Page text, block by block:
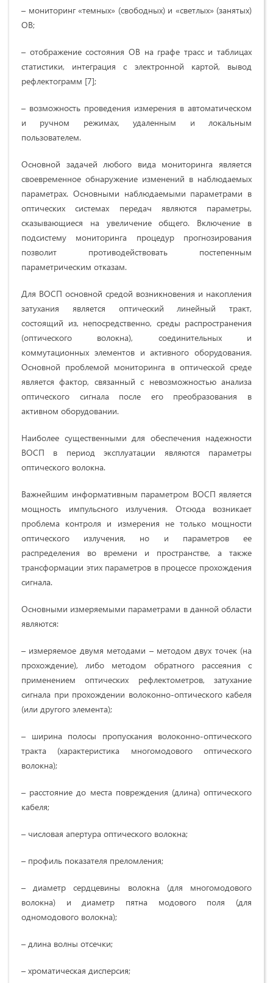
– мониторинг «темных» (свободных) и «светлых» (занятых)
ОВ;
– отображение состояния ОВ на графе трасс и таблицах
статистики, интеграция с электронной картой, вывод
рефлектограмм [7];
– возможность проведения измерения в автоматическом
и ручном режимах, удаленным и локальным
пользователем.
Основной задачей любого вида мониторинга является
своевременное обнаружение изменений в наблюдаемых
параметрах. Основными наблюдаемыми параметрами в
оптических системах передач являются параметры,
сказывающиеся на увеличение общего. Включение в
подсистему мониторинга процедур прогнозирования
позволит противодействовать постепенным
параметрическим отказам.
Для ВОСП основной средой возникновения и накопления
затухания является оптический линейный тракт,
состоящий из, непосредственно, среды распространения
(оптического волокна), соединительных и
коммутационных элементов и активного оборудования.
Основной проблемой мониторинга в оптической среде
является фактор, связанный с невозможностью анализа
оптического сигнала после его преобразования в
активном оборудовании.
Наиболее существенными для обеспечения надежности
ВОСП в период эксплуатации являются параметры
оптического волокна.
Важнейшим информативным параметром ВОСП является
мощность импульсного излучения. Отсюда возникает
проблема контроля и измерения не только мощности
оптического излучения, но и параметров ее
распределения во времени и пространстве, а также
трансформации этих параметров в процессе прохождения
сигнала.
Основными измеряемыми параметрами в данной области
являются:
– измеряемое двумя методами – методом двух точек (на
прохождение), либо методом обратного рассеяния с
применением оптических рефлектометров, затухание
сигнала при прохождении волоконно-оптического кабеля
(или другого элемента);
– ширина полосы пропускания волоконно-оптического
тракта (характеристика многомодового оптического
волокна);
– расстояние до места повреждения (длина) оптического
кабеля;
– числовая апертура оптического волокна;
– профиль показателя преломления;
– диаметр сердцевины волокна (для многомодового
волокна) и диаметр пятна модового поля (для
одномодового волокна);
– длина волны отсечки;
– хроматическая дисперсия;